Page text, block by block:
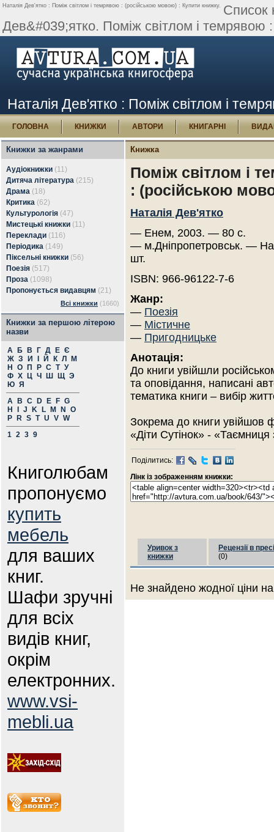
Наталія Дев'ятко : Поміж світлом і темрявою : (російською мовою) : Купити книжку. Список
Дев&#039;ятко. Поміж світлом і темрявою
Наталія Дев'ятко : Поміж світлом і
ГОЛОВНА КНИЖКИ АВТОРИ КНИГАРНІ
Книжки за жанрами
Аудіокнижки (11)
Дитяча література (215)
Драма (18)
Критика (62)
Культурологія (47)
Мистецькі книжки (11)
Переклади (116)
Періодика (149)
Піксельні книжки (56)
Поезія (517)
Проза (1098)
Пропонується видавцям (21)
Всі книжки (1660)
Книжки за першою літерою
назви
А Б В Г Д Е Є
Ж З И Й К Л
М
Н
О П Р С Т У
Ф Х Ц Ч Ш Щ Э
Ю Я
A
B C D E F G
H
J K L M N
O
P
R S T U V W
1 2 3 9
Книголюбам
пропонуємо
купить
мебель
для ваших
книг.
Шафи зручні
для всіх
видів книг,
окрім
електронних.
www.vsi-
mebli.ua
Книжка
Поміж світлом і
: (російською
Наталія Дев'ятко
— Енем, 2003. — 80 с.
— м.Дніпропетровськ. —
шт.
ISBN: 966-96122-7-6
Жанр:
— Поезія
— Містичне
— Пригодницьке
Анотація:
До книги увійшли
та оповідання, написані
тематика книги – вибір
Зокрема до книги увійшов
«Діти Сутінок» - «Таємниця
Поділитись:
Лінк із зображенням книжки:
Уривок з
книжки
Рецензії в пресі
(0)
Не знайдено жодної ціни